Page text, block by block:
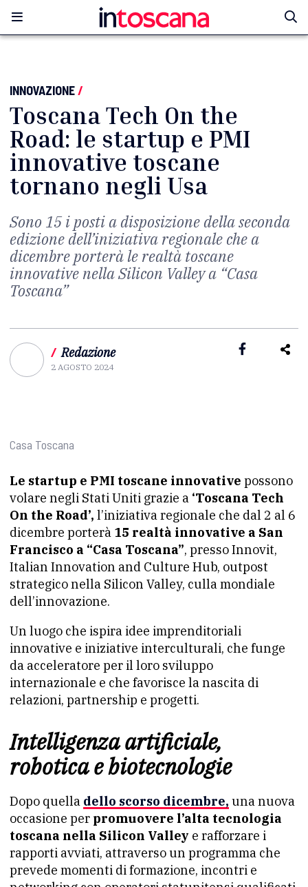
INNOVAZIONE/
Toscana Tech On the
Road: le startup e PMI
innovative toscane
tornano negli Usa
Sono 15 i posti a disposizione della seconda
edizione dell’iniziativa regionale che a
dicembre porterà le realtà toscane
innovative nella Silicon Valley a “Casa
Toscana”
/ Redazione
2 AGOSTO 2024
Casa Toscana
Le startup e PMI toscane innovative possono
volare negli Stati Uniti grazie a ‘Toscana Tech
On the Road’, l’iniziativa regionale che dal 2 al 6
dicembre porterà 15 realtà innovative a San
Francisco a “Casa Toscana”, presso Innovit,
Italian Innovation and Culture Hub, outpost
strategico nella Silicon Valley, culla mondiale
dell’innovazione.
Un luogo che ispira idee imprenditoriali
innovative e iniziative interculturali, che funge
da acceleratore per il loro sviluppo
internazionale e che favorisce la nascita di
relazioni, partnership e progetti.
Intelligenza artificiale,
robotica e biotecnologie
Dopo quella dello scorso dicembre, una nuova
occasione per promuovere l’alta tecnologia
toscana nella Silicon Valley e rafforzare i
rapporti avviati, attraverso un programma che
prevede momenti di formazione, incontri e